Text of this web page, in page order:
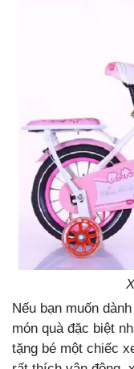
Nếu bạn muốn
món quà đặc biệt
tặng bé một chiếc